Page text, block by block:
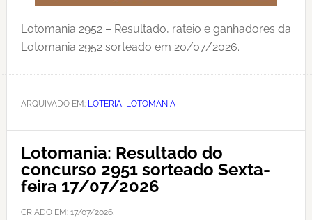
Lotomania 2952 – Resultado, rateio e ganhadores da
Lotomania 2952 sorteado em 20/07/2026.
ARQUIVADO EM: LOTERIA, LOTOMANIA
Lotomania: Resultado do
concurso 2951 sorteado Sexta-
feira 17/07/2026
CRIADO EM: 17/07/2026,